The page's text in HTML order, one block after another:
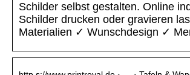
Schilder selbst gestalten. Online
Schilder drucken oder gravieren
Materialien ✓ Wunschdesign ✓